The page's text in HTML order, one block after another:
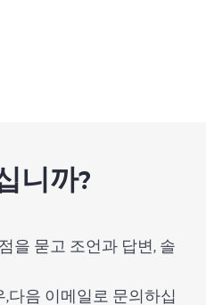
니까?
을 묻고 조언과 답변, 솔
다음 이메일로 문의하십